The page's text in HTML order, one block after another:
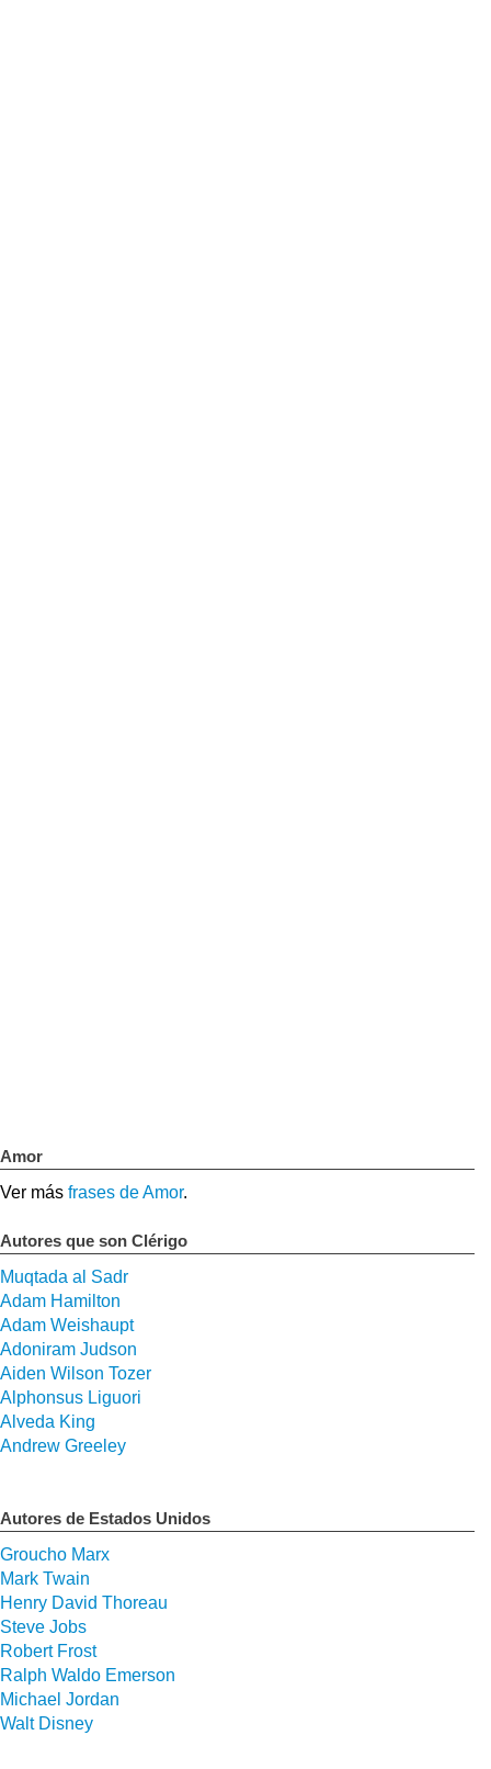
Amor
Ver más frases de Amor.
Autores que son Clérigo
Muqtada al Sadr
Adam Hamilton
Adam Weishaupt
Adoniram Judson
Aiden Wilson Tozer
Alphonsus Liguori
Alveda King
Andrew Greeley
Autores de Estados Unidos
Groucho Marx
Mark Twain
Henry David Thoreau
Steve Jobs
Robert Frost
Ralph Waldo Emerson
Michael Jordan
Walt Disney